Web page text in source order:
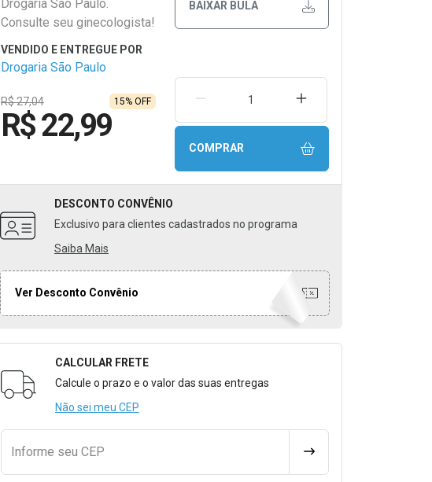
Drogaria São Paulo.
Consulte seu ginecologista!
BAIXAR BULA
Drogaria São Paulo
R$ 27,04 15% OFF
R$ 22,99
REMOVER UMA UNIDADEAUMENTAR UMA
COMPRAR
DESCONTO CONVÊNIO
Exclusivo para clientes cadastrados no programa
Saiba Mais
Ver Desconto Convênio
Formulário para Calcular o Frete
CALCULAR FRETE
Calcule o prazo e o valor das suas entregas
Não sei meu CEP
Informe seu CEP CALCULAR FRETE